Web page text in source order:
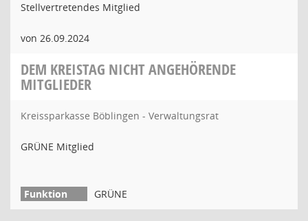
Stellvertretendes Mitglied
von 26.09.2024
DEM KREISTAG NICHT ANGEHÖRENDE
MITGLIEDER
Kreissparkasse Böblingen - Verwaltungsrat
GRÜNE Mitglied
GRÜNE